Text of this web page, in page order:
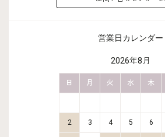
営業日カレンダー
2026年8月
日 月 火 水 木
2 3 4 5 6